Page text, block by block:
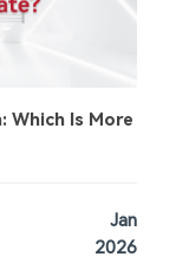
Which Is More
Jan
2026